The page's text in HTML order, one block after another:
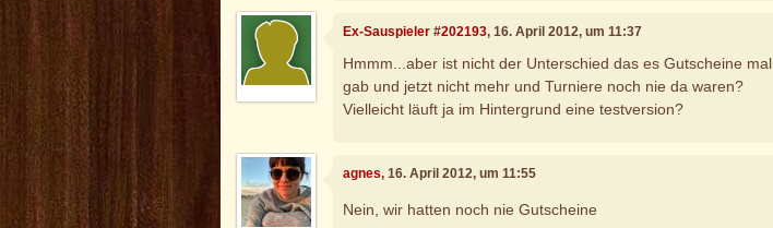
Ex-Sauspieler #202193, 16. April 2012, um 11:37
Hmmm...aber ist nicht der Unterschied das es Gutscheine mal
gab und jetzt nicht mehr und Turniere noch nie da waren?
Vielleicht läuft ja im Hintergrund eine testversion?
agnes, 16. April 2012, um 11:55
Nein, wir hatten noch nie Gutscheine